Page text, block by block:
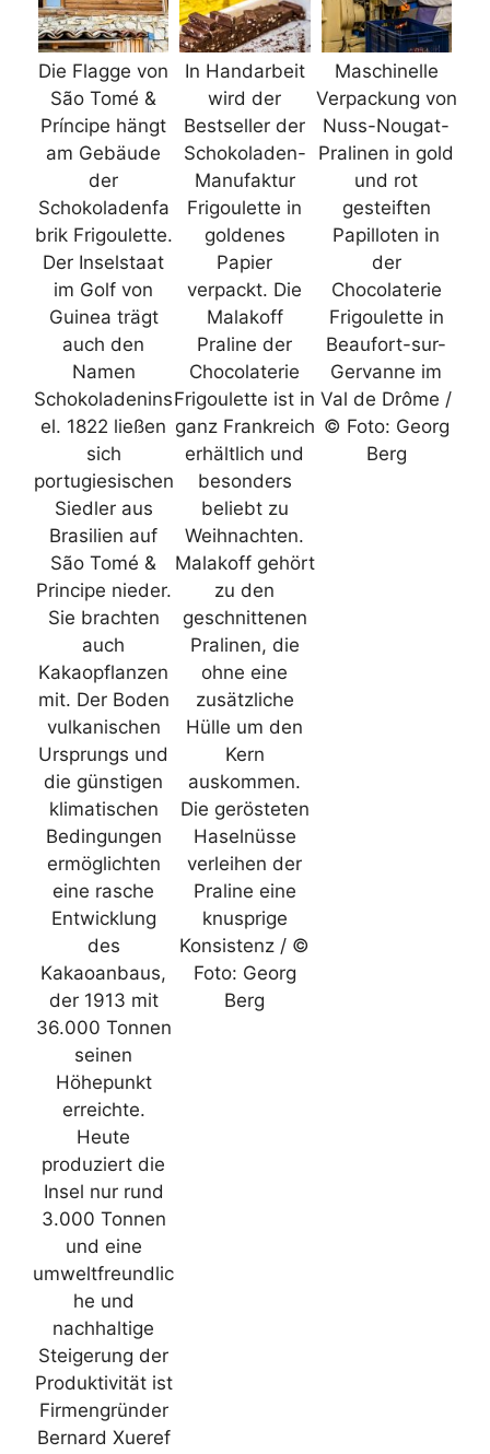
Die Flagge von
São Tomé &
Príncipe hängt
am Gebäude
der
Schokoladenfa
brik Frigoulette.
Der Inselstaat
im Golf von
Guinea trägt
auch den
Namen
Schokoladenins
el. 1822 ließen
sich
portugiesischen
Siedler aus
Brasilien auf
São Tomé &
Principe nieder.
Sie brachten
auch
Kakaopflanzen
mit. Der Boden
vulkanischen
Ursprungs und
die günstigen
klimatischen
Bedingungen
ermöglichten
eine rasche
Entwicklung
des
Kakaoanbaus,
der 1913 mit
36.000 Tonnen
seinen
Höhepunkt
erreichte.
Heute
produziert die
Insel nur rund
3.000 Tonnen
und eine
umweltfreundlic
he und
nachhaltige
Steigerung der
Produktivität ist
Firmengründer
Bernard Xueref
In Handarbeit
wird der
Bestseller der
Schokoladen-
Manufaktur
Frigoulette in
goldenes
Papier
verpackt. Die
Malakoff
Praline der
Chocolaterie
Frigoulette ist in
ganz Frankreich
erhältlich und
besonders
beliebt zu
Weihnachten.
Malakoff gehört
zu den
geschnittenen
Pralinen, die
ohne eine
zusätzliche
Hülle um den
Kern
auskommen.
Die gerösteten
Haselnüsse
verleihen der
Praline eine
knusprige
Konsistenz / ©
Foto: Georg
Berg
Maschinelle
Verpackung von
Nuss-Nougat-
Pralinen in gold
und rot
gesteiften
Papilloten in
der
Chocolaterie
Frigoulette in
Beaufort-sur-
Gervanne im
Val de Drôme /
© Foto: Georg
Berg